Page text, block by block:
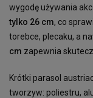
wygodę używania
tylko 26 cm, co
torebce, plecaku, a
cm zapewnia
Krótki parasol
tworzyw: poliestru,